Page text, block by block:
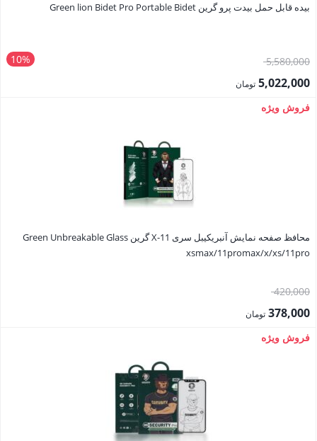
بیده قابل حمل بیدت پرو گرین Green lion Bidet Pro Portable Bidet
10% 5,580,000قیمت
اصلی:5,022,000 تومان
قیمت
فروش ویژه
محافظ صفحه نمایش آنبریکیبل سری X-11 گرین Green Unbreakable Glass
xsmax/11promax/x/xs/11pro
420,000قیمت
اصلی:378,000 تومان
قیمت
فروش ویژه